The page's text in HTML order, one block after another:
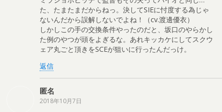
た、たまたまだからねっ。決してSIEに忖度する為じゃ
ないんだから誤解しないでよね！（cv.渡邊優衣）
しかしこの手の交換条件やったのだと、坂口のやらかし
た例のやつが頭をよぎるな。あれキッカケにしてスクウ
ェア丸ごと頂きをSCEが狙いに行ったんだっけ。
返信
匿名
2018年10月7日